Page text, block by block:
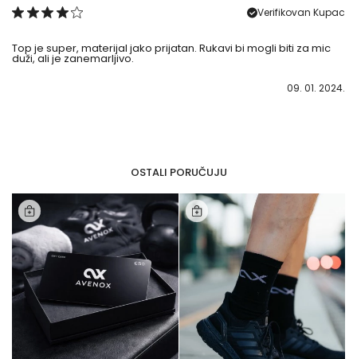
Verifikovan Kupac
Top je super, materijal jako prijatan. Rukavi bi mogli biti za mic
duži, ali je zanemarljivo.
09. 01. 2024.
OSTALI PORUČUJU
60